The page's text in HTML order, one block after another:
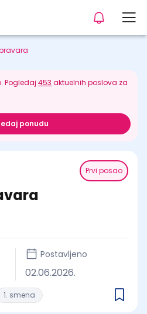
Pogledaj453 aktuelnih poslova za
ponudu
Prvi posao
Postavljeno
02.06.2026.
1. smena